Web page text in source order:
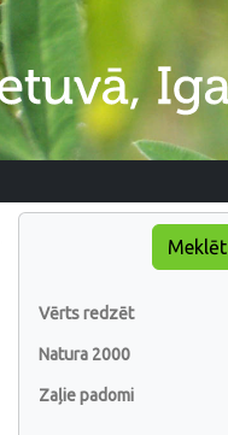
Meklēt
Vērts redzēt
Natura 2000
Zaļie padomi